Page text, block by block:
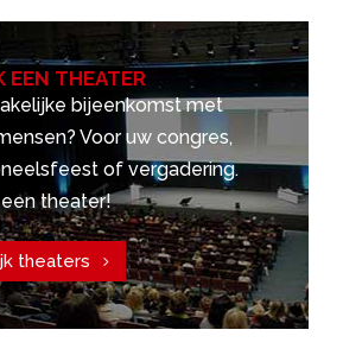
EEN THEATER
bijeenkomst met
Voor uw congres,
of vergadering.
theater!
theaters